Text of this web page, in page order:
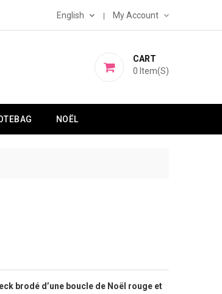
English My Account
CART
0 Item(s)
NOËL
brodé d’une boucle de Noël rouge et